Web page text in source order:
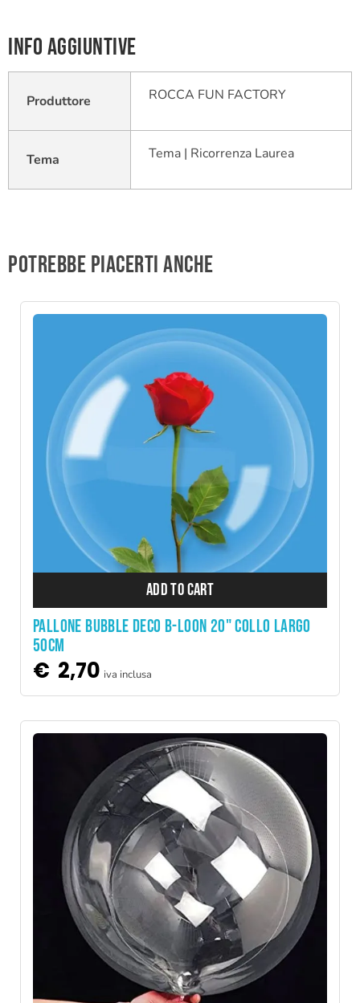
Info aggiuntive
Produttore ROCCA FUN FACTORY
Tema Tema | Ricorrenza Laurea
Potrebbe piacerti anche
ADD TO CART
PALLONE BUBBLE DECO B-LOON 20" COLLO LARGO
50CM
€ 2,70 iva inclusa